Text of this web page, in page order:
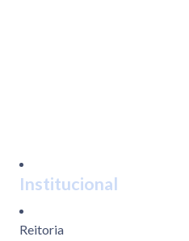
Institucional
Reitoria